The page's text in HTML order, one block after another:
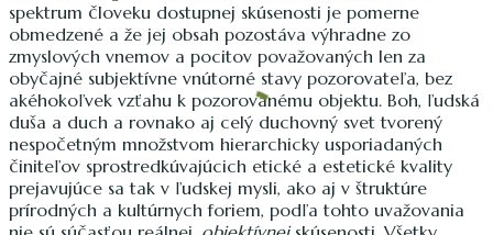
spektrum človeku dostupnej skúsenosti je pomerne
obmedzené a že jej obsah pozostáva výhradne zo
zmyslových vnemov a pocitov považovaných len za
obyčajné subjektívne vnútorné stavy pozorovateľa, bez
akéhokoľvek vzťahu k pozorovanému objektu. Boh, ľudská
duša a duch a rovnako aj celý duchovný svet tvorený
nespočetným množstvom hierarchicky usporiadaných
činiteľov sprostredkúvajúcich etické a estetické kvality
prejavujúce sa tak v ľudskej mysli, ako aj v štruktúre
prírodných a kultúrnych foriem, podľa tohto uvažovania